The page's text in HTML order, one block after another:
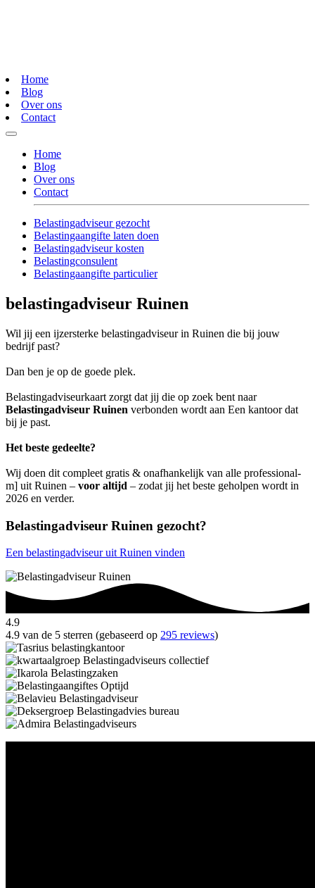
Home
Blog
Over ons
Contact
Home
Blog
Over ons
Contact
Belastingadviseur gezocht
Belastingaangifte laten doen
Belastingadviseur kosten
Belastingconsulent
Belastingaangifte particulier
belastingadviseur Ruinen
Wil jij een ijzersterke belastingadviseur in Ruinen die bij jouw
bedrijf past?
Dan ben je op de goede plek.
Belastingadviseurkaart zorgt dat jij die op zoek bent naar
Belastingadviseur Ruinen verbonden wordt aan Een kantoor dat
bij je past.
Het beste gedeelte?
Wij doen dit compleet gratis & onafhankelijk van alle professional-
m] uit Ruinen – voor altijd – zodat jij het beste geholpen wordt in
2026 en verder.
Belastingadviseur Ruinen gezocht?
Een belastingadviseur uit Ruinen vinden
4.9
4.9 van de 5 sterren (gebaseerd op 295 reviews)